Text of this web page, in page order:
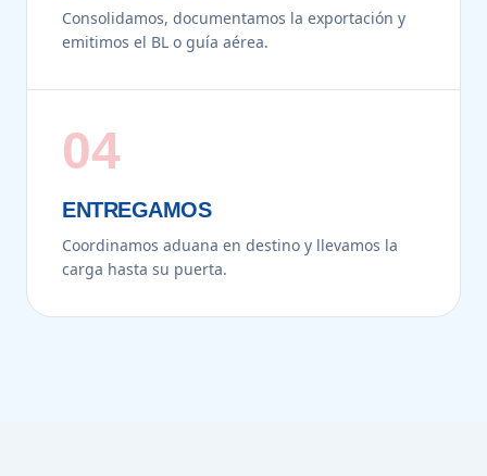
Consolidamos, documentamos la exportación y
emitimos el BL o guía aérea.
04
ENTREGAMOS
Coordinamos aduana en destino y llevamos la
carga hasta su puerta.